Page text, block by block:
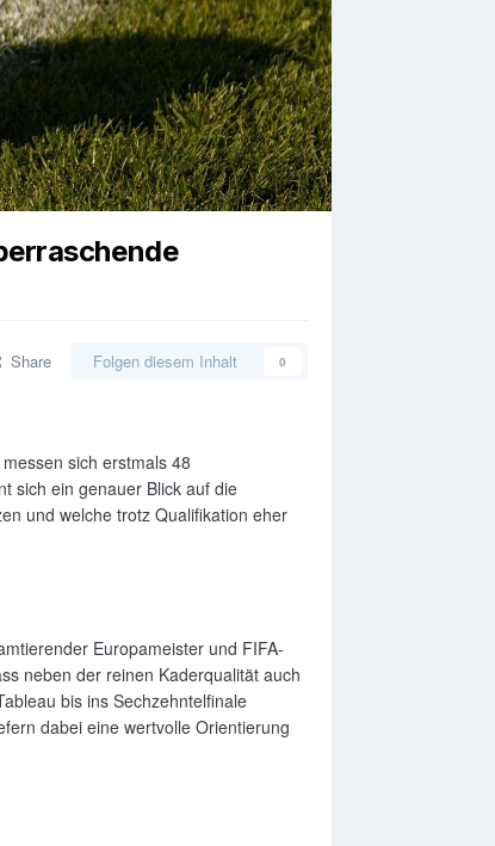
Share Folgen diesem Inhalt 0
sich erstmals 48
sich ein genauer Blick auf die
und welche trotz Qualifikation eher
Europameister und FIFA-
neben der reinen Kaderqualität auch
bis ins Sechzehntelfinale
dabei eine wertvolle Orientierung